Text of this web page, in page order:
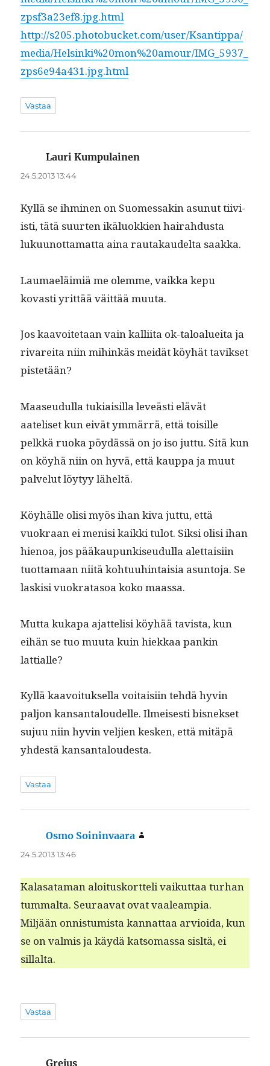
zpsf3a23ef8.jpg.html
http://s205.photobucket.com/user/Ksantippa/
media/Helsinki%20mon%20amour/IMG_5937_
zps6e94a431.jpg.html
Vastaa
Lauri Kumpulainen
24.5.2013 13:44
Kyl­lä se ihmi­nen on Suomes­sakin asunut tiivi­
isti, tätä suurten ikälu­okkien hairah­dus­ta
luku­unot­ta­mat­ta aina rautakaudelta saakka.
Lau­maeläim­iä me olemme, vaik­ka kepu
kovasti yrit­tää väit­tää muuta.
Jos kaavoite­taan vain kalli­ita ok-taloaluei­ta ja
rivare­i­ta niin mihinkäs mei­dät köy­hät tavikset
pistetään?
Maaseudul­la tuki­aisil­la lev­eästi elävät
aateliset kun eivät ymmär­rä, että toisille
pelkkä ruo­ka pöy­dässä on jo iso jut­tu. Sitä kun
on köy­hä niin on hyvä, että kaup­pa ja muut
palve­lut löy­tyy läheltä.
Köy­hälle olisi myös ihan kiva jut­tu, että
vuokraan ei menisi kaik­ki tulot. Sik­si olisi ihan
hienoa, jos pääkaupunkiseudul­la alet­taisi­in
tuot­ta­maan niitä kohtu­uhin­taisia asun­to­ja. Se
lask­isi vuokrata­soa koko maassa.
Mut­ta kuka­pa ajat­telisi köy­hää tavista, kun
eihän se tuo muu­ta kuin hiekkaa pankin
lattialle?
Kyl­lä kaavoituk­sel­la voitaisi­in tehdä hyvin
paljon kansan­taloudelle. Ilmeis­es­ti bis­nek­set
sujuu niin hyvin veljien kesken, että mitäpä
yhdestä kansantaloudesta.
Vastaa
Osmo Soininvaara
24.5.2013 13:46
Kalasa­ta­man aloi­tusko­rt­teli vaikut­taa turhan
tum­mal­ta. Seu­raa­vat ovat vaaleampia.
Miljään onnis­tu­mista kan­nat­taa arvioi­da, kun
se on valmis ja käy­dä kat­so­mas­sa sisltä, ei
sillalta.
Vastaa
Grejus